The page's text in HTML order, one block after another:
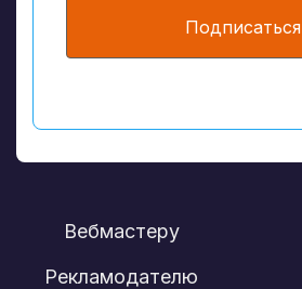
Подписаться
Вебмастеру
Рекламодателю